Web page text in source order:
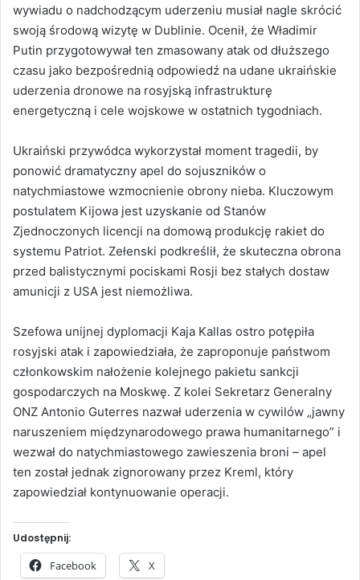
wywiadu o nadchodzącym uderzeniu musiał nagle skrócić
swoją środową wizytę w Dublinie. Ocenił, że Władimir
Putin przygotowywał ten zmasowany atak od dłuższego
czasu jako bezpośrednią odpowiedź na udane ukraińskie
uderzenia dronowe na rosyjską infrastrukturę
energetyczną i cele wojskowe w ostatnich tygodniach.
Ukraiński przywódca wykorzystał moment tragedii, by
ponowić dramatyczny apel do sojuszników o
natychmiastowe wzmocnienie obrony nieba. Kluczowym
postulatem Kijowa jest uzyskanie od Stanów
Zjednoczonych licencji na domową produkcję rakiet do
systemu Patriot. Zełenski podkreślił, że skuteczna obrona
przed balistycznymi pociskami Rosji bez stałych dostaw
amunicji z USA jest niemożliwa.
Szefowa unijnej dyplomacji Kaja Kallas ostro potępiła
rosyjski atak i zapowiedziała, że zaproponuje państwom
członkowskim nałożenie kolejnego pakietu sankcji
gospodarczych na Moskwę. Z kolei Sekretarz Generalny
ONZ Antonio Guterres nazwał uderzenia w cywilów „jawny
naruszeniem międzynarodowego prawa humanitarnego” i
wezwał do natychmiastowego zawieszenia broni – apel
ten został jednak zignorowany przez Kreml, który
zapowiedział kontynuowanie operacji.
Udostępnij:
Facebook X